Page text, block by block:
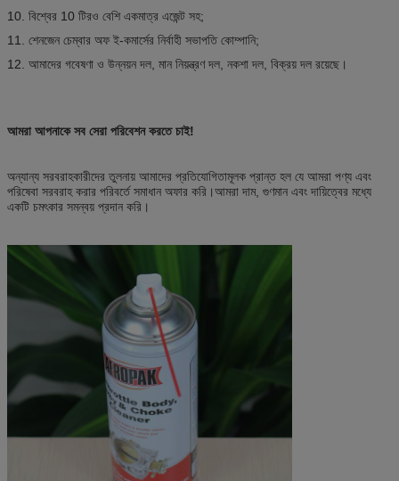
10. বিশ্বের 10 টিরও বেশি একমাত্র এজেন্ট সহ;
11. শেনজেন চেম্বার অফ ই-কমার্সের নির্বাহী সভাপতি কোম্পানি;
12. আমাদের গবেষণা ও উন্নয়ন দল, মান নিয়ন্ত্রণ দল, নকশা দল, বিক্রয় দল রয়েছে।
আমরা আপনাকে সব সেরা পরিবেশন করতে চাই!
অন্যান্য সরবরাহকারীদের তুলনায় আমাদের প্রতিযোগিতামূলক প্রান্ত হল যে আমরা পণ্য এবং
পরিষেবা সরবরাহ করার পরিবর্তে সমাধান অফার করি।আমরা দাম, গুণমান এবং দায়িত্বের মধ্যে
একটি চমৎকার সমন্বয় প্রদান করি।